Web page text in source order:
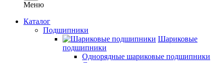
Меню
Каталог
Подшипники
Шариковые
подшипники
Однорядные шариковые подшипники